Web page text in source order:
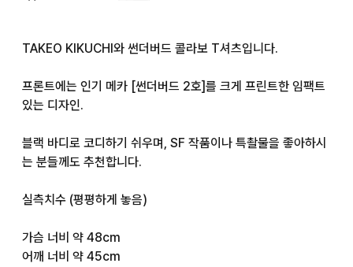
TAKEO KIKUCHI와 썬더버드 콜라보 T셔츠입니다.
프론트에는 인기 메카 [썬더버드 2호]를 크게 프린트한 임팩트
있는 디자인.
블랙 바디로 코디하기 쉬우며, SF 작품이나 특촬물을 좋아하시
는 분들께도 추천합니다.
실측치수 (평평하게 놓음)
가슴 너비 약 48cm
어깨 너비 약 45cm